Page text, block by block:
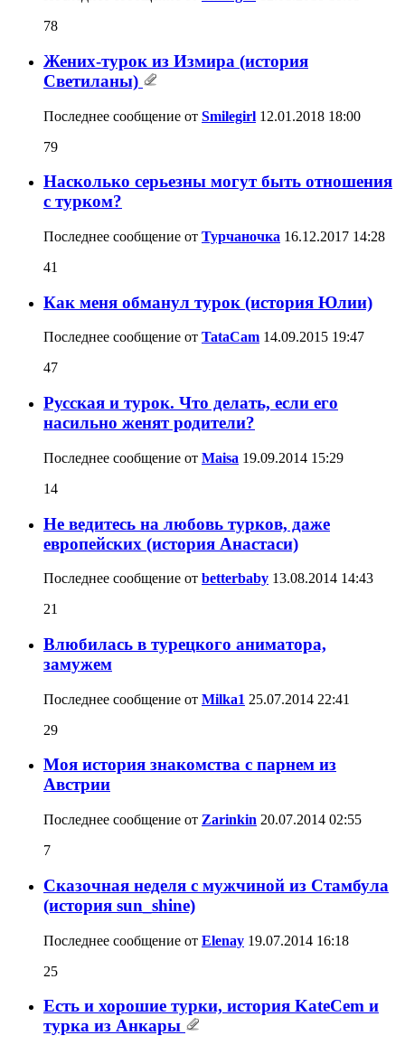
78
Жених-турок из Измира (история
Светиланы)
Последнее сообщение от Smilegirl 12.01.2018 18:00
79
Насколько серьезны могут быть отношения
с турком?
Последнее сообщение от Турчаночка 16.12.2017 14:28
41
Как меня обманул турок (история Юлии)
Последнее сообщение от TataCam 14.09.2015 19:47
47
Русская и турок. Что делать, если его
насильно женят родители?
Последнее сообщение от Maisa 19.09.2014 15:29
14
Не ведитесь на любовь турков, даже
европейских (история Анастаси)
Последнее сообщение от betterbaby 13.08.2014 14:43
21
Влюбилась в турецкого аниматора,
замужем
Последнее сообщение от Milka1 25.07.2014 22:41
29
Моя история знакомства с парнем из
Австрии
Последнее сообщение от Zarinkin 20.07.2014 02:55
7
Сказочная неделя с мужчиной из Стамбула
(история sun_shine)
Последнее сообщение от Elenay 19.07.2014 16:18
25
Есть и хорошие турки, история KateCem и
турка из Анкары